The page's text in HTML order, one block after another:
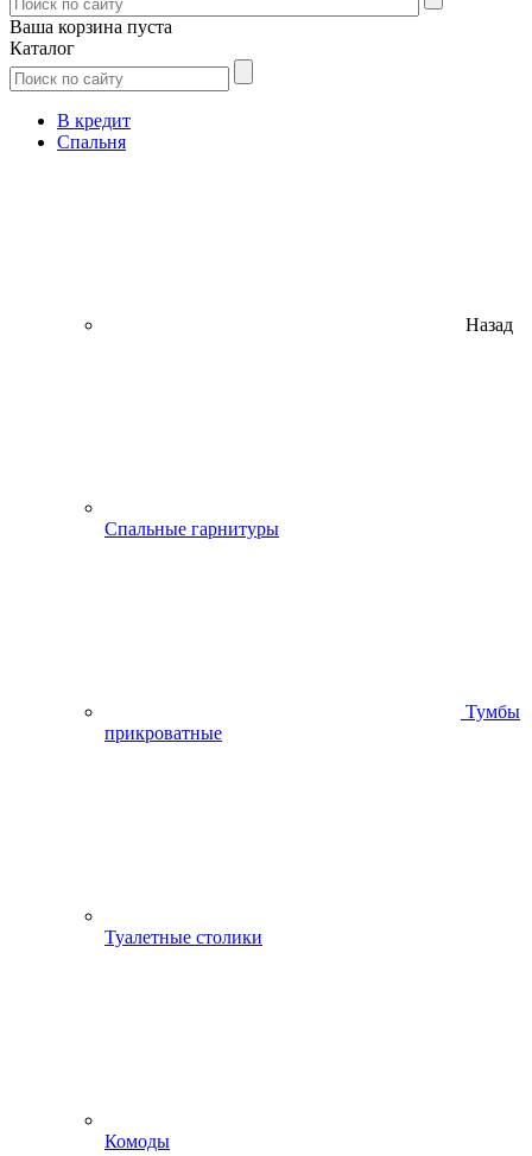
Ваша корзина пуста
Каталог
В кредит
Спальня
Назад
Спальные гарнитуры
Тумбы
прикроватные
Туалетные столики
Комоды